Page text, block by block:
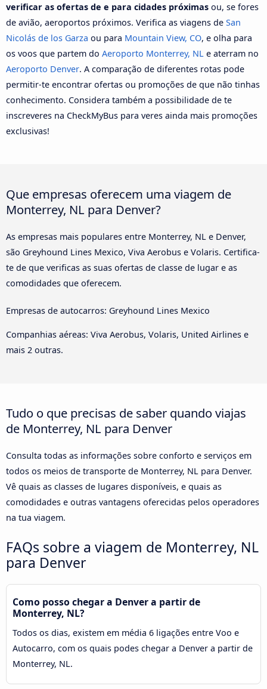
verificar as ofertas de e para cidades próximas ou, se fores
de avião, aeroportos próximos. Verifica as viagens de San
Nicolás de los Garza ou para Mountain View, CO, e olha para
os voos que partem do Aeroporto Monterrey, NL e aterram no
Aeroporto Denver. A comparação de diferentes rotas pode
permitir-te encontrar ofertas ou promoções de que não tinhas
conhecimento. Considera também a possibilidade de te
inscreveres na CheckMyBus para veres ainda mais promoções
exclusivas!
Que empresas oferecem uma viagem de
Monterrey, NL para Denver?
As empresas mais populares entre Monterrey, NL e Denver,
são Greyhound Lines Mexico, Viva Aerobus e Volaris. Certifica-
te de que verificas as suas ofertas de classe de lugar e as
comodidades que oferecem.
Empresas de autocarros: Greyhound Lines Mexico
Companhias aéreas: Viva Aerobus, Volaris, United Airlines e
mais 2 outras.
Tudo o que precisas de saber quando viajas
de Monterrey, NL para Denver
Consulta todas as informações sobre conforto e serviços em
todos os meios de transporte de Monterrey, NL para Denver.
Vê quais as classes de lugares disponíveis, e quais as
comodidades e outras vantagens oferecidas pelos operadores
na tua viagem.
FAQs sobre a viagem de Monterrey, NL
para Denver
Como posso chegar a Denver a partir de
Monterrey, NL?
Todos os dias, existem em média 6 ligações entre Voo e
Autocarro, com os quais podes chegar a Denver a partir de
Monterrey, NL.